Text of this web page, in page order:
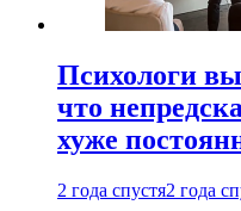
Психологи
что
хуже
2 года спустя2 года